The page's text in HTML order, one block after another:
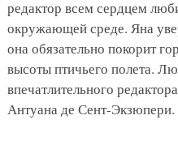
редактор всем сердцем
окружающей среде. Яна
она обязательно покорит
высоты птичьего полета.
впечатлительного
Антуана де Сент-Экзюпери.